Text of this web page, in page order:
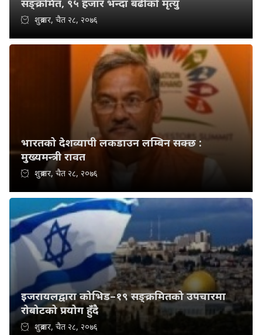
सङ्क्रमित, ९५ हजार भन्दा बढीको मृत्यु
शुक्रबार, चैत २८, २०७६
भारतको देशव्यापी लकडाउन लम्बिन सक्छ :
मुख्यमन्त्री रावत
शुक्रबार, चैत २८, २०७६
इजरायलद्वारा कोभिड–१९ सङ्क्रमितको उपचारमा
रोबोटको प्रयोग हुँदै
शुक्रबार, चैत २८, २०७६